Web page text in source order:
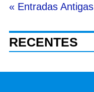
« Entradas Antigas
RECENTES